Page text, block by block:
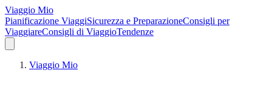
Viaggio Mio
Pianificazione ViaggiSicurezza e PreparazioneConsigli per
ViaggiareConsigli di ViaggioTendenze
Viaggio Mio